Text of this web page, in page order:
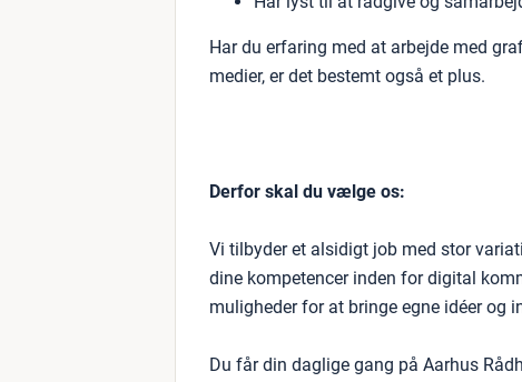
Har du erfaring med at arbejde med
medier, er det bestemt også et plus.
Derfor skal du vælge os:
Vi tilbyder et alsidigt job med stor
dine kompetencer inden for digital
muligheder for at bringe egne idéer og
Du får din daglige gang på Aarhus